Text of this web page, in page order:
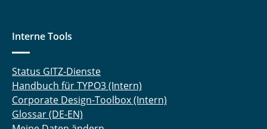
Interne Tools
Status GITZ-Dienste
Handbuch für TYPO3 (Intern)
Corporate Design-Toolbox (Intern)
Glossar (DE-EN)